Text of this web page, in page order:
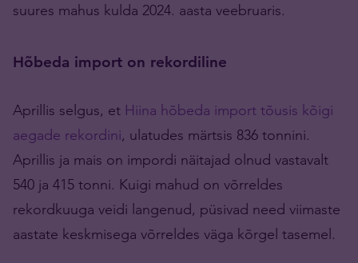
suures mahus kulda 2024. aasta veebruaris.
Hõbeda import on rekordiline
Aprillis selgus, et Hiina hõbeda import tõusis kõigi
aegade rekordini, ulatudes märtsis 836 tonnini.
Aprillis ja mais on impordi näitajad olnud vastavalt
540 ja 415 tonni. Kuigi mahud on võrreldes
rekordkuuga veidi langenud, püsivad need viimaste
aastate keskmisega võrreldes väga kõrgel tasemel.